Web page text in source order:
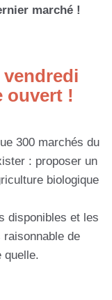
marché !
ouvert !
300 marchés du
: proposer un
biologique
disponibles et les
de
quelle.